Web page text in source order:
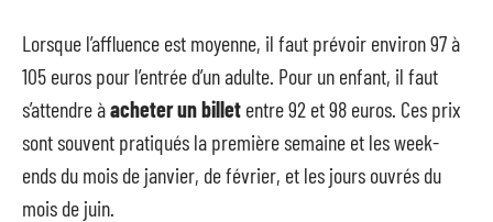
Lorsque l’affluence est moyenne, il faut prévoir environ 97 à
105 euros pour l’entrée d’un adulte. Pour un enfant, il faut
s’attendre àacheter un billet entre 92 et 98 euros. Ces prix
sont souvent pratiqués la première semaine et les week-
ends du mois de janvier, de février, et les jours ouvrés du
mois de juin.